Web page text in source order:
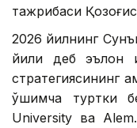
тажрибаси
2026 йилнинг
йили деб эълон
стратегиясининг
қўшимча туртки
University ва